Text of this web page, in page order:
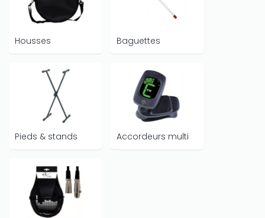
Housses Baguettes
Pieds & stands Accordeurs multi